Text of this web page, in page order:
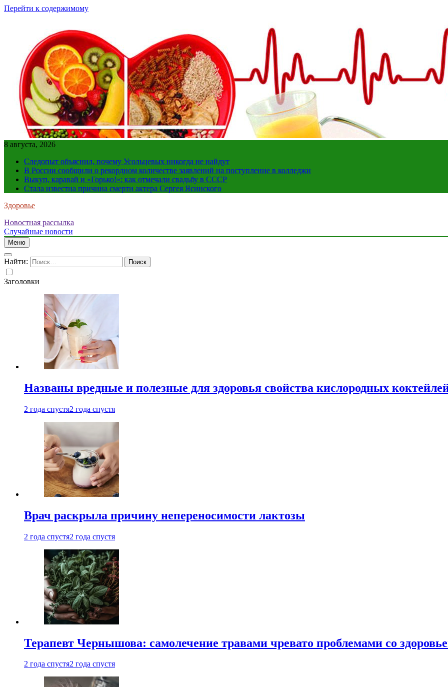
Перейти к содержимому
8 августа, 2026
Следопыт объяснил, почему Усольцевых никогда не найдут
В России сообщили о рекордном количестве заявлений на поступление в колледжи
Выкуп, каравай и «Горько!»: как отмечали свадьбу в СССР
Стала известна причина смерти актера Сергея Ясинского
Здоровье
Новостная рассылка
Случайные новости
Меню
Найти:
Заголовки
Названы вредные и полезные для здоровья свойства кислородных
2 года спустя2 года спустя
Врач раскрыла причину непереносимости лактозы
2 года спустя2 года спустя
Терапевт Чернышова: самолечение травами чревато проблемами со
2 года спустя2 года спустя